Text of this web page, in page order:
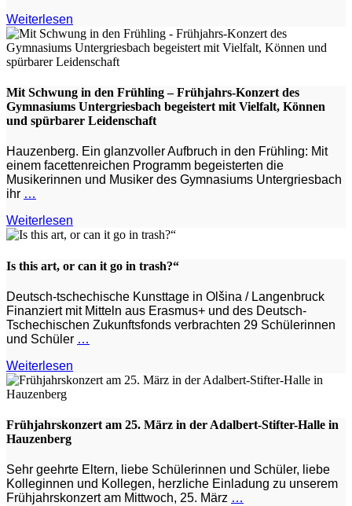
Weiterlesen
Mit Schwung in den Frühling – Frühjahrs-Konzert des
Gymnasiums Untergriesbach begeistert mit Vielfalt, Können
und spürbarer Leidenschaft
Hauzenberg. Ein glanzvoller Aufbruch in den Frühling: Mit
einem facettenreichen Programm begeisterten die
Musikerinnen und Musiker des Gymnasiums Untergriesbach
ihr …
Weiterlesen
Is this art, or can it go in trash?“
Deutsch-tschechische Kunsttage in Olšina / Langenbruck
Finanziert mit Mitteln aus Erasmus+ und des Deutsch-
Tschechischen Zukunftsfonds verbrachten 29 Schülerinnen
und Schüler …
Weiterlesen
Frühjahrskonzert am 25. März in der Adalbert-Stifter-Halle in
Hauzenberg
Sehr geehrte Eltern, liebe Schülerinnen und Schüler, liebe
Kolleginnen und Kollegen, herzliche Einladung zu unserem
Frühjahrskonzert am Mittwoch, 25. März …